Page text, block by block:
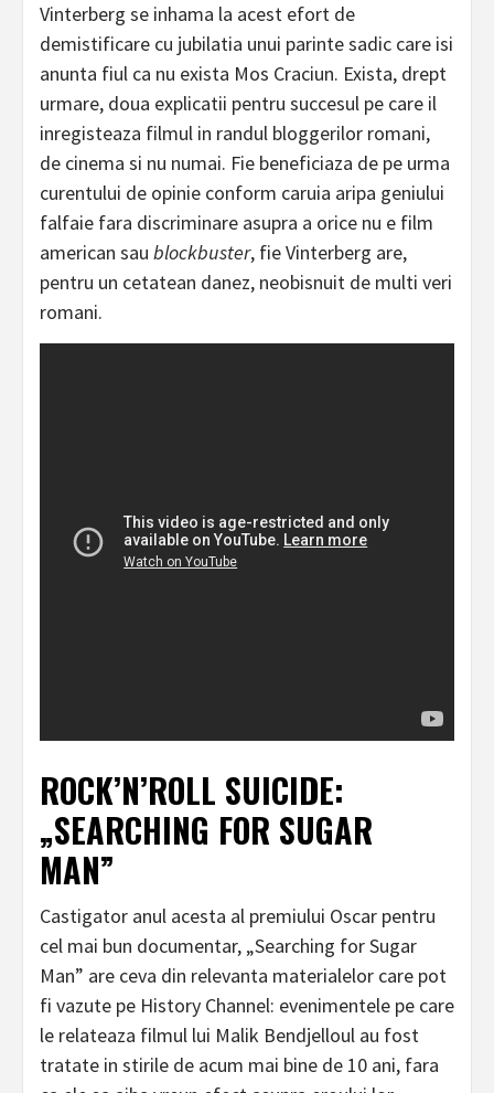
Vinterberg se inhama la acest efort de
demistificare cu jubilatia unui parinte sadic care isi
anunta fiul ca nu exista Mos Craciun. Exista, drept
urmare, doua explicatii pentru succesul pe care il
inregisteaza filmul in randul bloggerilor romani,
de cinema si nu numai. Fie beneficiaza de pe urma
curentului de opinie conform caruia aripa geniului
falfaie fara discriminare asupra a orice nu e film
american sau blockbuster, fie Vinterberg are,
pentru un cetatean danez, neobisnuit de multi veri
romani.
ROCK’N’ROLL SUICIDE:
„SEARCHING FOR SUGAR
MAN”
Castigator anul acesta al premiului Oscar pentru
cel mai bun documentar, „Searching for Sugar
Man” are ceva din relevanta materialelor care pot
fi vazute pe History Channel: evenimentele pe care
le relateaza filmul lui Malik Bendjelloul au fost
tratate in stirile de acum mai bine de 10 ani, fara